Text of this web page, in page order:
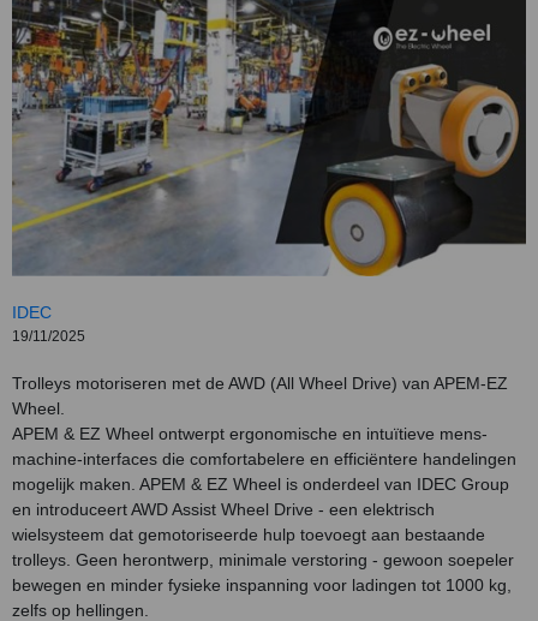
IDEC
19/11/2025
Trolleys motoriseren met de AWD (All Wheel Drive) van APEM-EZ
Wheel.
APEM & EZ Wheel ontwerpt ergonomische en intuïtieve mens-
machine-interfaces die comfortabelere en efficiëntere handelingen
mogelijk maken. APEM & EZ Wheel is onderdeel van IDEC Group
en introduceert AWD Assist Wheel Drive - een elektrisch
wielsysteem dat gemotoriseerde hulp toevoegt aan bestaande
trolleys. Geen herontwerp, minimale verstoring - gewoon soepeler
bewegen en minder fysieke inspanning voor ladingen tot 1000 kg,
zelfs op hellingen.